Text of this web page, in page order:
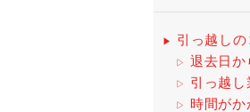
引っ越し
退去日か
引っ越し
時間がか